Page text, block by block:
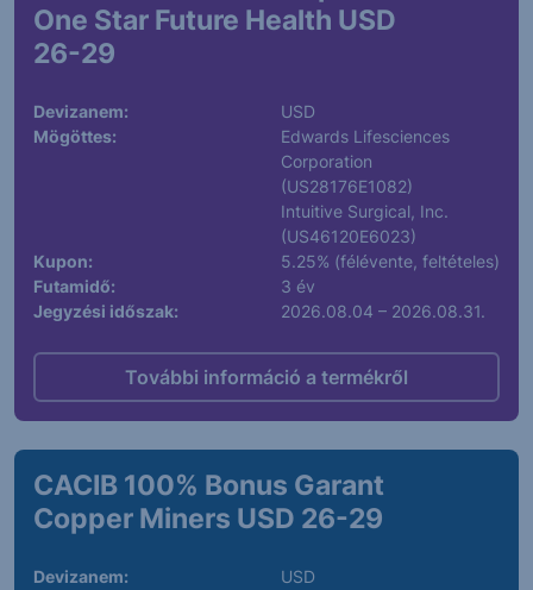
One Star Future Health USD
26-29
Devizanem:
USD
Mögöttes:
Edwards Lifesciences
Corporation
(US28176E1082)
Intuitive Surgical, Inc.
(US46120E6023)
Kupon:
5.25% (félévente, feltételes)
Futamidő:
3 év
Jegyzési időszak:
2026.08.04 – 2026.08.31.
További információ a termékről
CACIB 100% Bonus Garant
Copper Miners USD 26-29
Devizanem:
USD